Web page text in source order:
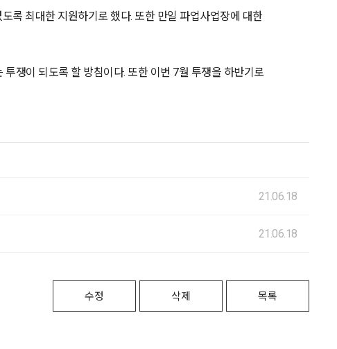
록 최대한 지원하기로 했다. 또한 만일 파업사업장에 대한
쟁이 되도록 할 방침이다. 또한 이번 7월 투쟁을 하반기로
21.06.18
21.06.18
수정 삭제 목록